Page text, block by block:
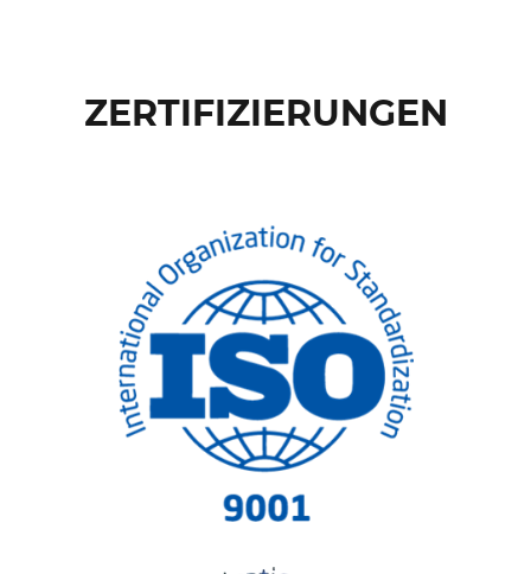
ZERTIFIZIERUNGEN